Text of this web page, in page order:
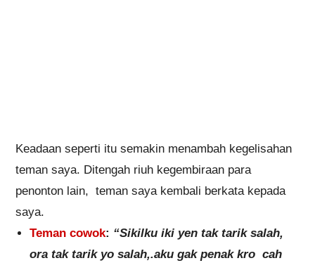
Keadaan seperti itu semakin menambah kegelisahan
teman saya. Ditengah riuh kegembiraan para
penonton lain, teman saya kembali berkata kepada
saya.
Teman cowok: “Sikilku iki yen tak tarik salah,
ora tak tarik yo salah,.aku gak penak kro cah